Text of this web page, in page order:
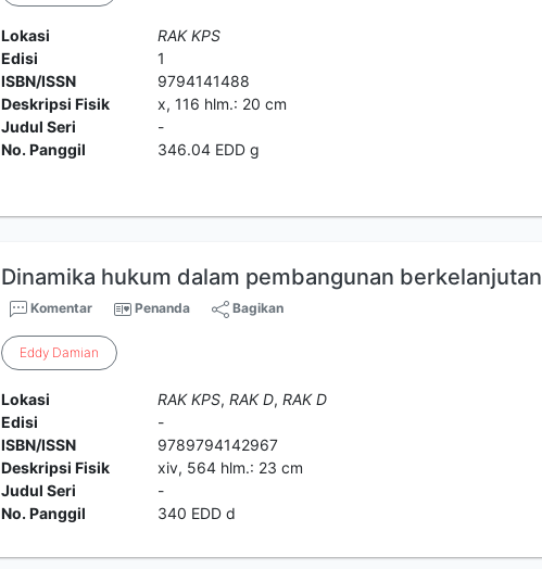
Lokasi
RAK KPS
Edisi
1
ISBN/ISSN
9794141488
Deskripsi Fisik
x, 116 hlm.: 20 cm
Judul Seri
-
No. Panggil
346.04 EDD g
Dinamika hukum dalam pembangunan berkelanjutan
Komentar Penanda Bagikan
Eddy Damian
Lokasi RAK KPS, RAK D, RAK D
Edisi
-
ISBN/ISSN
9789794142967
Deskripsi Fisik
xiv, 564 hlm.: 23 cm
Judul Seri
-
No. Panggil
340 EDD d